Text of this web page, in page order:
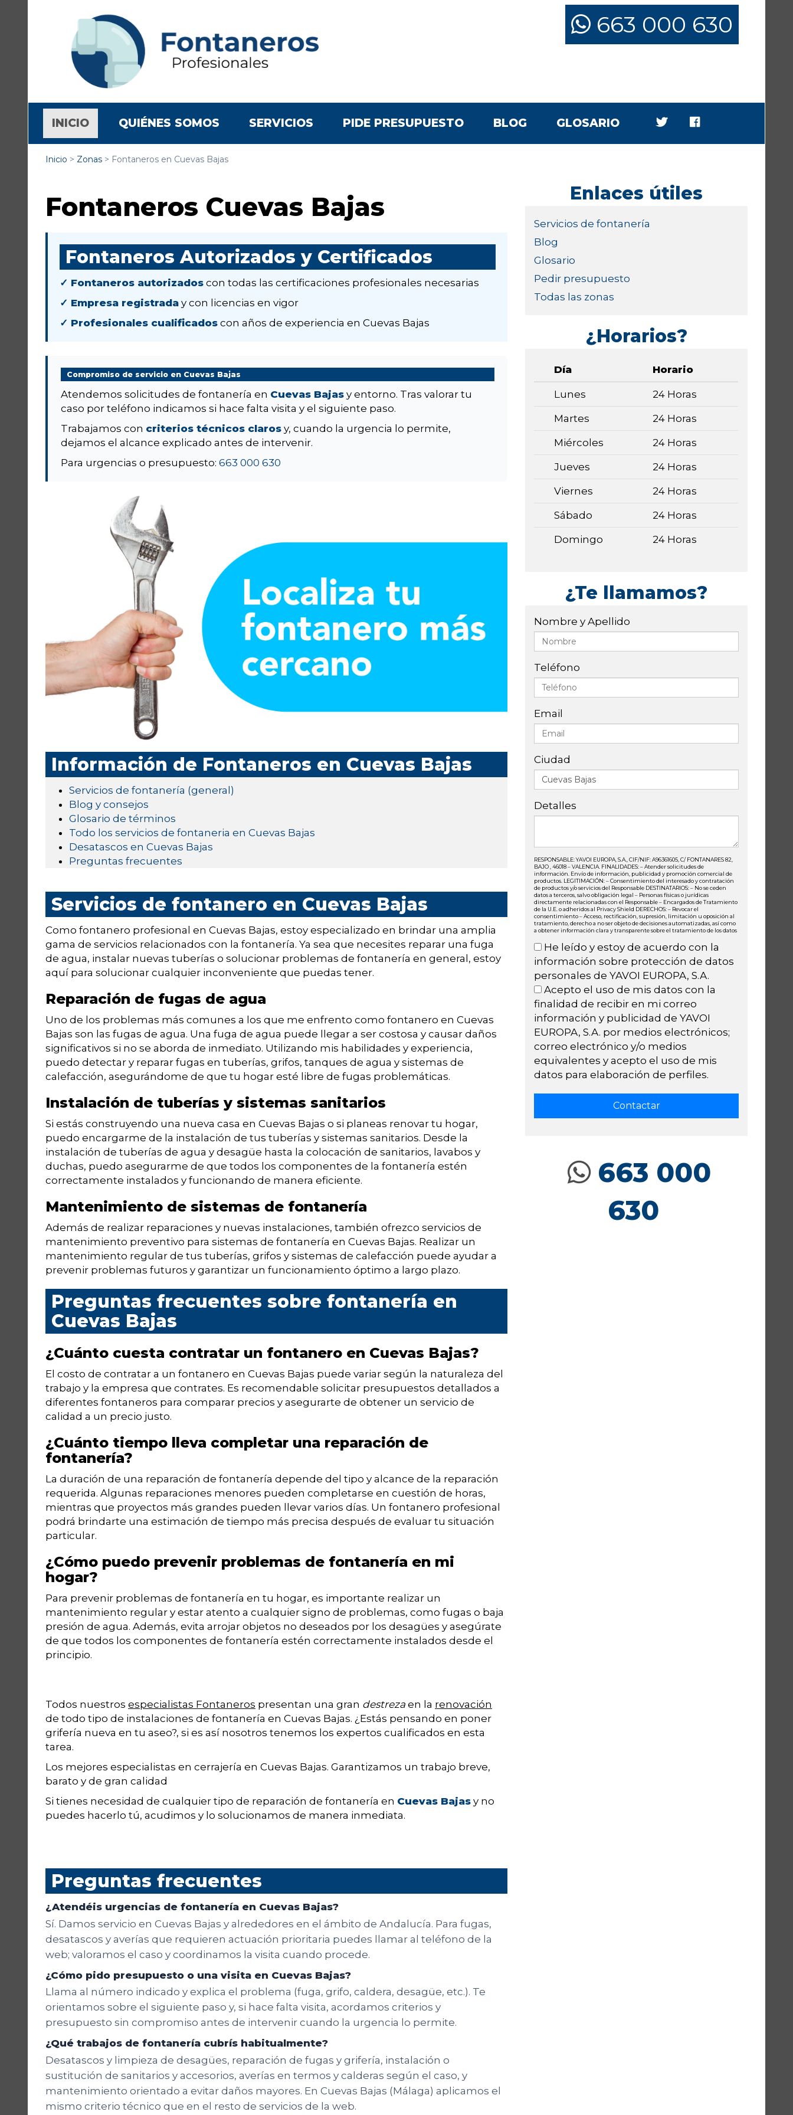
663 000 630
INICIO(CURRENT)
QUIÉNES SOMOS SERVICIOS PIDE PRESUPUESTO BLOG GLOSARIO
Inicio > Zonas > Fontaneros en Cuevas Bajas
Fontaneros Cuevas Bajas
Fontaneros Autorizados y Certificados
✓ Fontaneros autorizados con todas las certificaciones profesionales necesarias
✓ Empresa registrada y con licencias en vigor
✓ Profesionales cualificados con años de experiencia en Cuevas Bajas
Compromiso de servicio en Cuevas Bajas
Atendemos solicitudes de fontanería en Cuevas Bajas y entorno. Tras valorar tu
caso por teléfono indicamos si hace falta visita y el siguiente paso.
Trabajamos con criterios técnicos claros y, cuando la urgencia lo permite,
dejamos el alcance explicado antes de intervenir.
Para urgencias o presupuesto: 663 000 630
Información de Fontaneros en Cuevas Bajas
Servicios de fontanería (general)
Blog y consejos
Glosario de términos
Todo los servicios de fontaneria en Cuevas Bajas
Desatascos en Cuevas Bajas
Preguntas frecuentes
Servicios de fontanero en Cuevas Bajas
Como fontanero profesional en Cuevas Bajas, estoy especializado en brindar una amplia
gama de servicios relacionados con la fontanería. Ya sea que necesites reparar una fuga
de agua, instalar nuevas tuberías o solucionar problemas de fontanería en general, estoy
aquí para solucionar cualquier inconveniente que puedas tener.
Reparación de fugas de agua
Uno de los problemas más comunes a los que me enfrento como fontanero en Cuevas
Bajas son las fugas de agua. Una fuga de agua puede llegar a ser costosa y causar daños
significativos si no se aborda de inmediato. Utilizando mis habilidades y experiencia,
puedo detectar y reparar fugas en tuberías, grifos, tanques de agua y sistemas de
calefacción, asegurándome de que tu hogar esté libre de fugas problemáticas.
Instalación de tuberías y sistemas sanitarios
Si estás construyendo una nueva casa en Cuevas Bajas o si planeas renovar tu hogar,
puedo encargarme de la instalación de tus tuberías y sistemas sanitarios. Desde la
instalación de tuberías de agua y desagüe hasta la colocación de sanitarios, lavabos y
duchas, puedo asegurarme de que todos los componentes de la fontanería estén
correctamente instalados y funcionando de manera eficiente.
Mantenimiento de sistemas de fontanería
Además de realizar reparaciones y nuevas instalaciones, también ofrezco servicios de
mantenimiento preventivo para sistemas de fontanería en Cuevas Bajas. Realizar un
mantenimiento regular de tus tuberías, grifos y sistemas de calefacción puede ayudar a
prevenir problemas futuros y garantizar un funcionamiento óptimo a largo plazo.
Preguntas frecuentes sobre fontanería en
Cuevas Bajas
¿Cuánto cuesta contratar un fontanero en Cuevas Bajas?
El costo de contratar a un fontanero en Cuevas Bajas puede variar según la naturaleza del
trabajo y la empresa que contrates. Es recomendable solicitar presupuestos detallados a
diferentes fontaneros para comparar precios y asegurarte de obtener un servicio de
calidad a un precio justo.
¿Cuánto tiempo lleva completar una reparación de
fontanería?
La duración de una reparación de fontanería depende del tipo y alcance de la reparación
requerida. Algunas reparaciones menores pueden completarse en cuestión de horas,
mientras que proyectos más grandes pueden llevar varios días. Un fontanero profesional
podrá brindarte una estimación de tiempo más precisa después de evaluar tu situación
particular.
¿Cómo puedo prevenir problemas de fontanería en mi
hogar?
Para prevenir problemas de fontanería en tu hogar, es importante realizar un
mantenimiento regular y estar atento a cualquier signo de problemas, como fugas o baja
presión de agua. Además, evita arrojar objetos no deseados por los desagües y asegúrate
de que todos los componentes de fontanería estén correctamente instalados desde el
principio.
Todos nuestros especialistas Fontaneros presentan una gran destreza en la renovación
de todo tipo de instalaciones de fontanería en Cuevas Bajas. ¿Estás pensando en poner
grifería nueva en tu aseo?, si es así nosotros tenemos los expertos cualificados en esta
tarea.
Los mejores especialistas en cerrajería en Cuevas Bajas. Garantizamos un trabajo breve,
barato y de gran calidad
Si tienes necesidad de cualquier tipo de reparación de fontanería en Cuevas Bajas y no
puedes hacerlo tú, acudimos y lo solucionamos de manera inmediata.
Preguntas frecuentes
¿Atendéis urgencias de fontanería en Cuevas Bajas?
Sí. Damos servicio en Cuevas Bajas y alrededores en el ámbito de Andalucía. Para fugas,
desatascos y averías que requieren actuación prioritaria puedes llamar al teléfono de la
web; valoramos el caso y coordinamos la visita cuando procede.
¿Cómo pido presupuesto o una visita en Cuevas Bajas?
Llama al número indicado y explica el problema (fuga, grifo, caldera, desagüe, etc.). Te
orientamos sobre el siguiente paso y, si hace falta visita, acordamos criterios y
presupuesto sin compromiso antes de intervenir cuando la urgencia lo permite.
¿Qué trabajos de fontanería cubrís habitualmente?
Desatascos y limpieza de desagües, reparación de fugas y grifería, instalación o
sustitución de sanitarios y accesorios, averías en termos y calderas según el caso, y
mantenimiento orientado a evitar daños mayores. En Cuevas Bajas (Málaga) aplicamos el
mismo criterio técnico que en el resto de servicios de la web.
Enlaces útiles
Servicios de fontanería
Blog
Glosario
Pedir presupuesto
Todas las zonas
¿Horarios?
Día Horario
Lunes 24 Horas
Martes 24 Horas
Miércoles 24 Horas
Jueves 24 Horas
Viernes 24 Horas
Sábado 24 Horas
Domingo 24 Horas
¿Te llamamos?
Nombre y Apellido
Teléfono
Email
Ciudad
Detalles
RESPONSABLE: YAVOI EUROPA, S.A., CIF/NIF: A96361605, C/ FONTANARES 82,
BAJO , 46018 – VALENCIA. FINALIDADES: – Atender solicitudes de
información. Envío de información, publicidad y promoción comercial de
productos. LEGITIMACIÓN: – Consentimiento del interesado y contratación
de productos y/o servicios del Responsable DESTINATARIOS: – No se ceden
datos a terceros, salvo obligación legal – Personas físicas o jurídicas
directamente relacionadas con el Responsable – Encargados de Tratamiento
de la U.E. o adheridos al Privacy Shield DERECHOS: – Revocar el
consentimiento – Acceso, rectificación, supresión, limitación u oposición al
tratamiento, derecho a no ser objeto de decisiones automatizadas, así como
a obtener información clara y transparente sobre el tratamiento de los datos
He leído y estoy de acuerdo con la
información sobre protección de datos
personales de YAVOI EUROPA, S.A.
Acepto el uso de mis datos con la
finalidad de recibir en mi correo
información y publicidad de YAVOI
EUROPA, S.A. por medios electrónicos;
correo electrónico y/o medios
equivalentes y acepto el uso de mis
datos para elaboración de perfiles.
663 000
630